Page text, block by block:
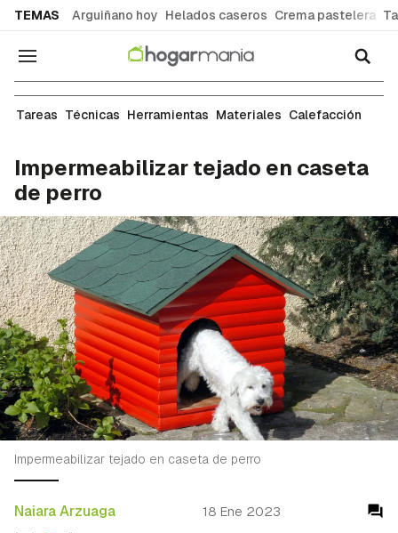
TEMAS Arguiñano hoy Helados caseros Crema pastelera
Navegación
Albañilería
Tareas Técnicas Herramientas Materiales Calefacción
Impermeabilizar tejado en caseta
de perro
Naiara Arzuaga 18 Ene 2023
Impermeabilizar tejado en caseta de perro